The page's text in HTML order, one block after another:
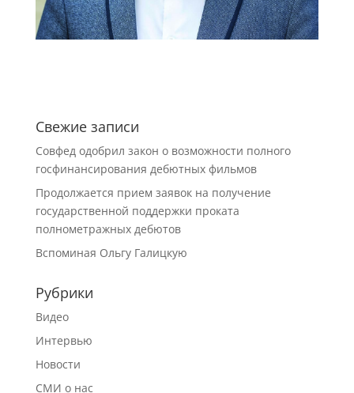
Свежие записи
Совфед одобрил закон о возможности полного
госфинансирования дебютных фильмов
Продолжается прием заявок на получение
государственной поддержки проката
полнометражных дебютов
Вспоминая Ольгу Галицкую
Рубрики
Видео
Интервью
Новости
СМИ о нас